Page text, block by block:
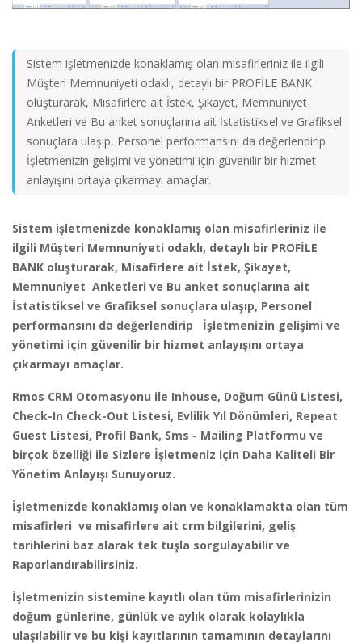
Sistem işletmenizde konaklamış olan misafirleriniz ile ilgili
Müşteri Memnuniyeti odaklı, detaylı bir PROFİLE BANK
oluşturarak, Misafirlere ait İstek, Şikayet, Memnuniyet
Anketleri ve Bu anket sonuçlarına ait İstatistiksel ve Grafiksel
sonuçlara ulaşıp, Personel performansını da değerlendirip
İşletmenizin gelişimi ve yönetimi için güvenilir bir hizmet
anlayışını ortaya çıkarmayı amaçlar.
Sistem işletmenizde konaklamış olan misafirleriniz ile
ilgili Müşteri Memnuniyeti odaklı, detaylı bir PROFİLE
BANK oluşturarak, Misafirlere ait İstek, Şikayet,
Memnuniyet Anketleri ve Bu anket sonuçlarına ait
İstatistiksel ve Grafiksel sonuçlara ulaşıp, Personel
performansını da değerlendirip İşletmenizin gelişimi ve
yönetimi için güvenilir bir hizmet anlayışını ortaya
çıkarmayı amaçlar.
Rmos CRM Otomasyonu ile Inhouse, Doğum Günü Listesi,
Check-In Check-Out Listesi, Evlilik Yıl Dönümleri, Repeat
Guest Listesi, Profil Bank, Sms - Mailing Platformu ve
birçok özelliği ile Sizlere İşletmeniz için Daha Kaliteli Bir
Yönetim Anlayışı Sunuyoruz.
İşletmenizde konaklamış olan ve konaklamakta olan tüm
misafirleri ve misafirlere ait crm bilgilerini, geliş
tarihlerini baz alarak tek tuşla sorgulayabilir ve
Raporlandırabilirsiniz.
İşletmenizin sistemine kayıtlı olan tüm misafirlerinizin
doğum günlerine, günlük ve aylık olarak kolaylıkla
ulaşılabilir ve bu kişi kayıtlarının tamamının detaylarını